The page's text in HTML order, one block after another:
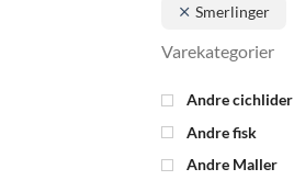
Smerlinger
Andre cichlider
Andre fisk
Andre Maller